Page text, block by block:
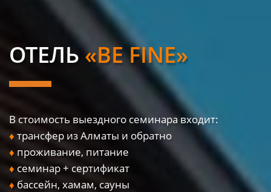
ОТЕЛЬ«BE FINE»
В стоимость выездного семинара входит:
♦ трансфер из Алматы и обратно
♦ проживание, питание
♦ семинар + сертификат
♦ бассейн, хамам, сауны